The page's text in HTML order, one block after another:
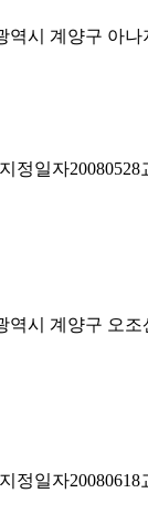
역시 계양구 아나
정일자
역시 계양구 오조
정일자